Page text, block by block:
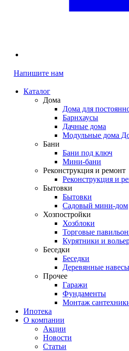
Напишите нам
Каталог
Дома
Дома для
Барнхаусы
Дачные дома
Модульные дома
Бани
Бани под ключ
Мини-бани
Реконструкция и ремонт
Реконструкция и
Бытовки
Бытовки
Садовый мини-дом
Хозпостройки
Хозблоки
Торговые
Курятники и
Беседки
Беседки
Деревянные навесы
Прочее
Гаражи
Фундаменты
Монтаж
Ипотека
О компании
Акции
Новости
Статьи